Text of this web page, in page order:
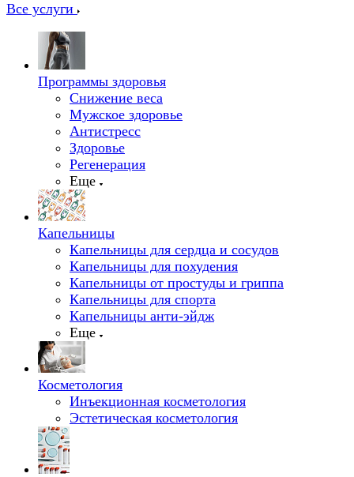
Все услуги
Программы здоровья
Снижение веса
Мужское здоровье
Антистресс
Здоровье
Регенерация
Еще
Капельницы
Капельницы для сердца и сосудов
Капельницы для похудения
Капельницы от простуды и гриппа
Капельницы для спорта
Капельницы анти-эйдж
Еще
Косметология
Инъекционная косметология
Эстетическая косметология